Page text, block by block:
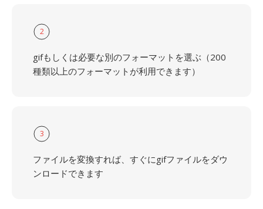
2
gifもしくは必要な別のフォーマットを選ぶ（200
種類以上のフォーマットが利用できます）
3
ファイルを変換すれば、すぐにgifファイルをダウ
ンロードできます